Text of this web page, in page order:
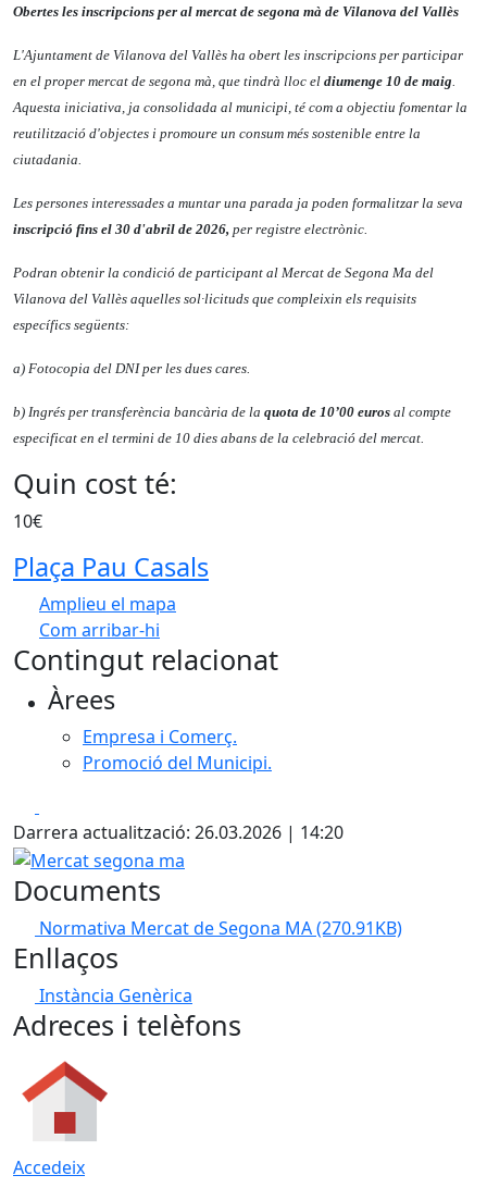
Obertes les inscripcions per al mercat de segona mà de Vilanova del Vallès
L'Ajuntament de Vilanova del Vallès ha obert les inscripcions per participar
en el proper mercat de segona mà, que tindrà lloc el diumenge 10 de maig.
Aquesta iniciativa, ja consolidada al municipi, té com a objectiu fomentar la
reutilització d'objectes i promoure un consum més sostenible entre la
ciutadania.
Les persones interessades a muntar una parada ja poden formalitzar la seva
inscripció fins el 30 d'abril de 2026, per registre electrònic.
Podran obtenir la condició de participant al Mercat de Segona Ma del
Vilanova del Vallès aquelles sol·licituds que compleixin els requisits
específics següents:
a) Fotocopia del DNI per les dues cares.
b) Ingrés per transferència bancària de la quota de 10’00 euros al compte
especificat en el termini de 10 dies abans de la celebració del mercat.
Quin cost té:
10€
Plaça Pau Casals
Amplieu el mapa
Com arribar-hi
+
−
Contingut relacionat
Àrees
Empresa i Comerç.
Promoció del Municipi.
Darrera actualització: 26.03.2026 | 14:20
Mercat segona ma
Documents
Normativa Mercat de Segona MA(270.91KB)
Enllaços
Instància Genèrica
Adreces i telèfons
Accedeix